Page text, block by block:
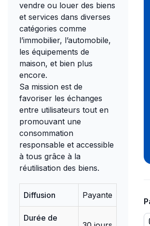
vendre ou louer des biens
et services dans diverses
catégories comme
l’immobilier, l’automobile,
les équipements de
maison, et bien plus
encore.
Sa mission est de
favoriser les échanges
entre utilisateurs tout en
promouvant une
consommation
responsable et accessible
à tous grâce à la
réutilisation des biens.
Diffusion Payante
Durée de